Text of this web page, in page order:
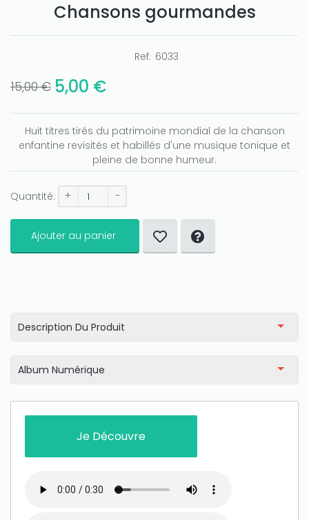
Chansons gourmandes
Ref: 6033
15,00 € 5,00 €
Huit titres tirés du patrimoine mondial de la chanson
enfantine revisités et habillés d'une musique tonique et
pleine de bonne humeur.
Quantité: + -
Ajouter au panier
Description Du Produit
Album Numérique
Je Découvre
Only play atJoo casinoif you really want to win a huge
amount on your credits!